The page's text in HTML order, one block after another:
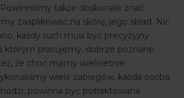
także doskonale znać
zaaplikować na skórę, jego skład. Nic
każdy ruch musi być precyzyjny
którym pracujemy, dobrze poznane.
że choć mamy wieloletnie
wiele zabiegów, każda osoba,
powinna być potraktowana